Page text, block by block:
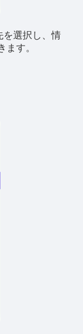
を選択し、情
す。